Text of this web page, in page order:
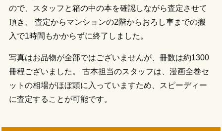
ので、スタッフと箱の中の本を確認しながら査定させて
頂き、 査定からマンションの2階からおろし車までの搬
入で1時間もかからずに終了しました。
写真はお品物が全部ではございませんが、冊数は約1300
冊程ございました。 古本担当のスタッフは、漫画全巻セ
ットの相場がほぼ頭に入っていますため、スピーディー
に査定することが可能です。